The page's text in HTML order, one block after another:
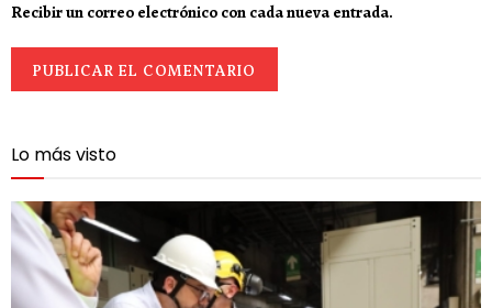
Recibir un correo electrónico con cada nueva entrada.
Lo más visto